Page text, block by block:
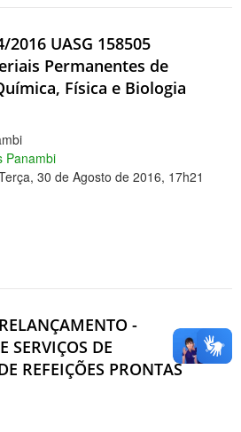
UASG 158505
Permanentes de
Física e Biologia
Panambi
30 de Agosto de 2016, 17h21
-
SERVIÇOS DE
REFEIÇÕES PRONTAS